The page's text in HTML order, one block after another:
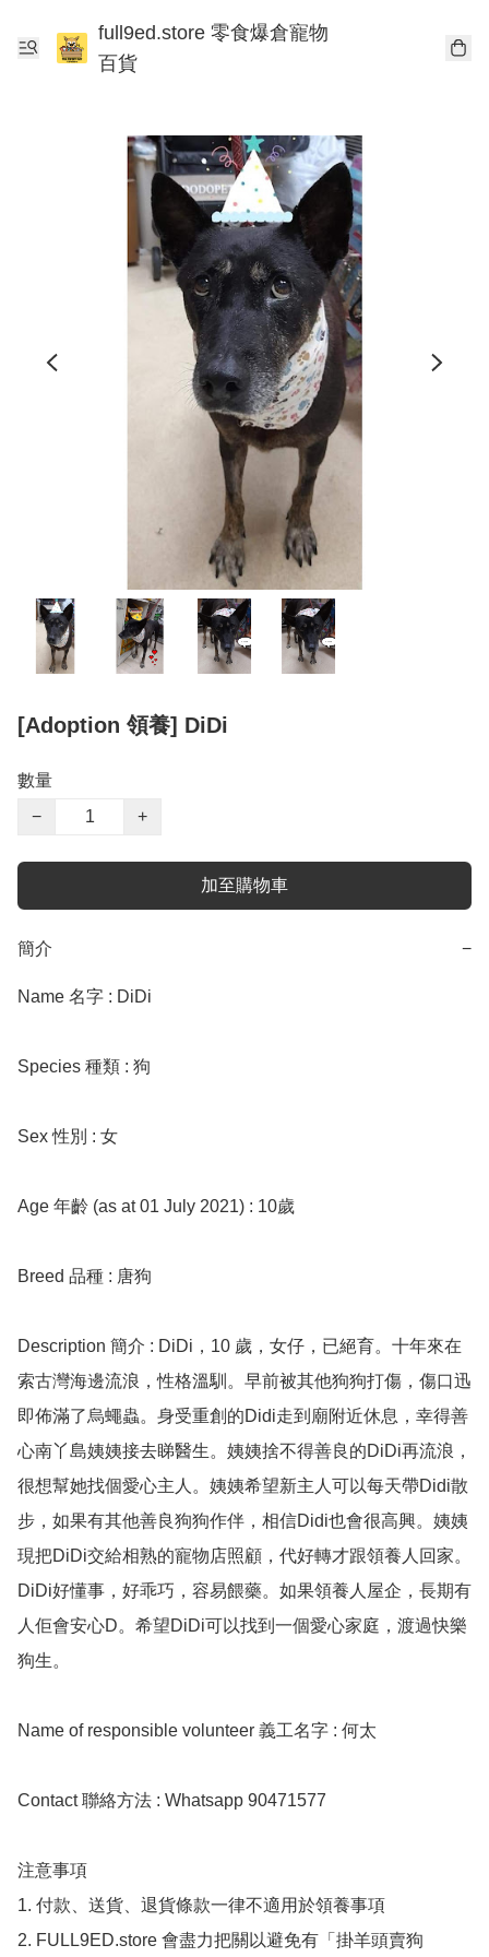
full9ed.store 零食爆倉寵物
百貨
[Adoption 領養] DiDi
數量
−
+
加至購物車
簡介 −
Name 名字 : DiDi
Species 種類 : 狗
Sex 性別 : 女
Age 年齡 (as at 01 July 2021) : 10歲
Breed 品種 : 唐狗
Description 簡介 : DiDi，10 歲，女仔，已絕育。十年來在
索古灣海邊流浪，性格溫馴。早前被其他狗狗打傷，傷口迅
即佈滿了烏蠅蟲。身受重創的Didi走到廟附近休息，幸得善
心南丫島姨姨接去睇醫生。姨姨捨不得善良的DiDi再流浪，
很想幫她找個愛心主人。姨姨希望新主人可以每天帶Didi散
步，如果有其他善良狗狗作伴，相信Didi也會很高興。姨姨
現把DiDi交給相熟的寵物店照顧，代好轉才跟領養人回家。
DiDi好懂事，好乖巧，容易餵藥。如果領養人屋企，長期有
人佢會安心D。希望DiDi可以找到一個愛心家庭，渡過快樂
狗生。
Name of responsible volunteer 義工名字 : 何太
Contact 聯絡方法 : Whatsapp 90471577
注意事項
1. 付款、送貨、退貨條款一律不適用於領養事項
2. FULL9ED.store 會盡力把關以避免有「掛羊頭賣狗